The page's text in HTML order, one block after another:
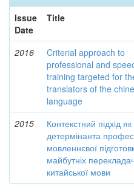
Issue
Date
Title
2016
Criterial approach to
professional and
training targeted for
translators of the
language
2015
Контекстний підхід як
детермінанта
мовленнєвої
майбутніх
китайської мови